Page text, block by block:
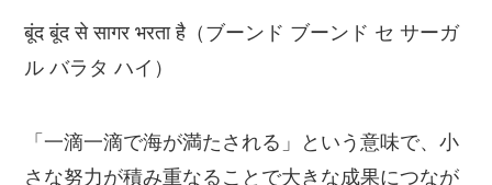
बूंद बूंद से सागर भरता है（ブーンド ブーンド セ サーガ
ル バラタ ハイ）
「一滴一滴で海が満たされる」という意味で、小
さな努力が積み重なることで大きな成果につなが